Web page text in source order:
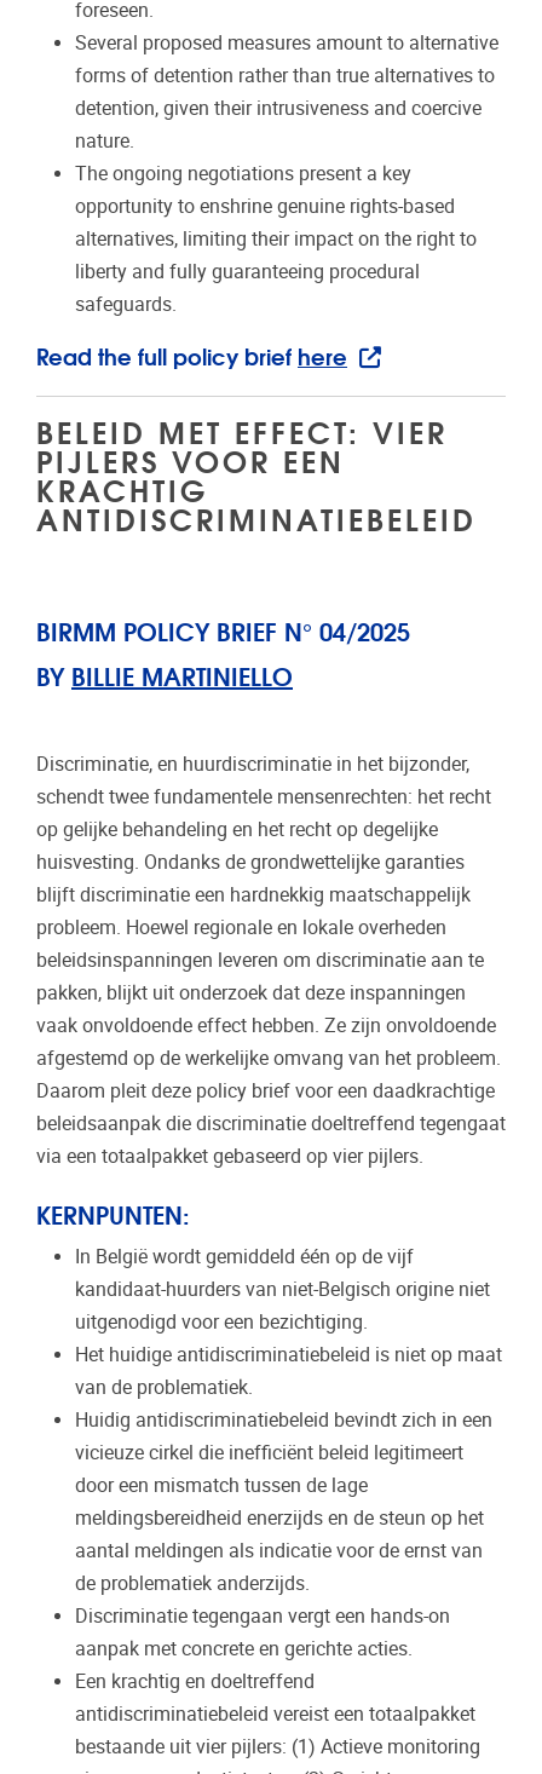
foreseen.
Several proposed measures amount to alternative
forms of detention rather than true alternatives to
detention, given their intrusiveness and coercive
nature.
The ongoing negotiations present a key
opportunity to enshrine genuine rights-based
alternatives, limiting their impact on the right to
liberty and fully guaranteeing procedural
safeguards.
Read the full policy brief here
BELEID MET EFFECT: VIER
PIJLERS VOOR EEN
KRACHTIG
ANTIDISCRIMINATIEBELEID
BIRMM POLICY BRIEF N° 04/2025
BYBILLIE MARTINIELLO
Discriminatie, en huurdiscriminatie in het bijzonder,
schendt twee fundamentele mensenrechten: het recht
op gelijke behandeling en het recht op degelijke
huisvesting. Ondanks de grondwettelijke garanties
blijft discriminatie een hardnekkig maatschappelijk
probleem. Hoewel regionale en lokale overheden
beleidsinspanningen leveren om discriminatie aan te
pakken, blijkt uit onderzoek dat deze inspanningen
vaak onvoldoende effect hebben. Ze zijn onvoldoende
afgestemd op de werkelijke omvang van het probleem.
Daarom pleit deze policy brief voor een daadkrachtige
beleidsaanpak die discriminatie doeltreffend tegengaat
via een totaalpakket gebaseerd op vier pijlers.
KERNPUNTEN:
In België wordt gemiddeld één op de vijf
kandidaat-huurders van niet-Belgisch origine niet
uitgenodigd voor een bezichtiging.
Het huidige antidiscriminatiebeleid is niet op maat
van de problematiek.
Huidig antidiscriminatiebeleid bevindt zich in een
vicieuze cirkel die inefficiënt beleid legitimeert
door een mismatch tussen de lage
meldingsbereidheid enerzijds en de steun op het
aantal meldingen als indicatie voor de ernst van
de problematiek anderzijds.
Discriminatie tegengaan vergt een hands-on
aanpak met concrete en gerichte acties.
Een krachtig en doeltreffend
antidiscriminatiebeleid vereist een totaalpakket
bestaande uit vier pijlers: (1) Actieve monitoring